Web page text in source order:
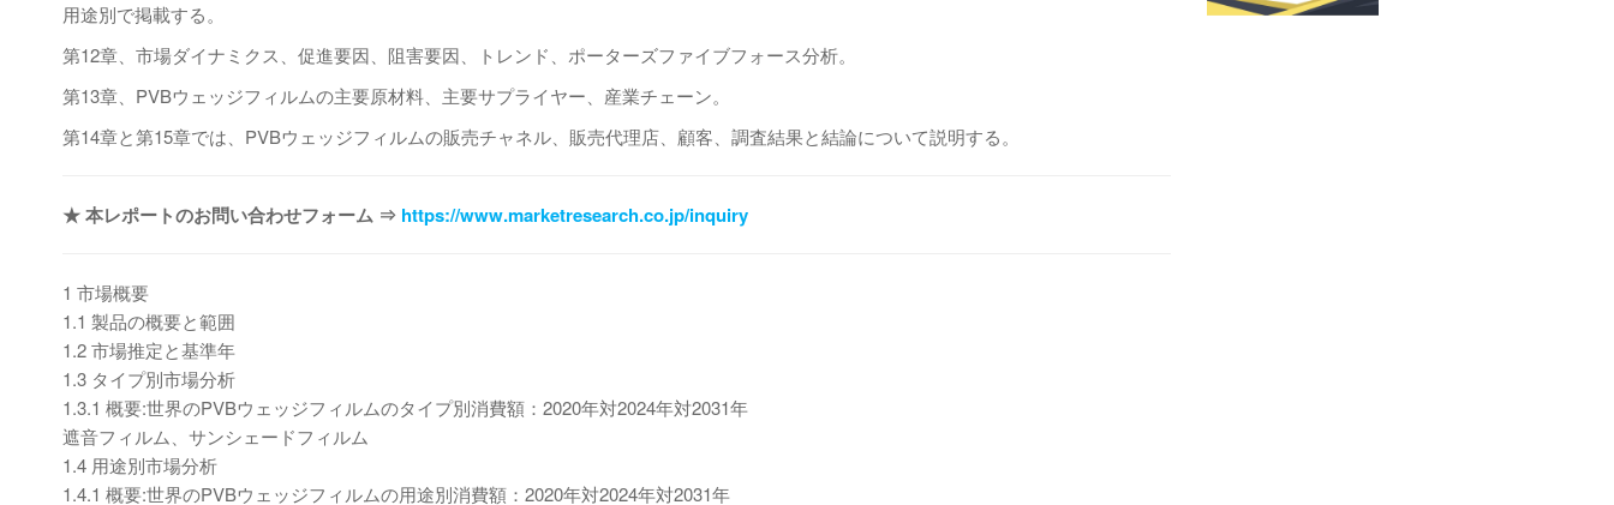
用途別で掲載する。
第12章、市場ダイナミクス、促進要因、阻害要因、トレンド、ポーターズファイブフォース分析。
第13章、PVBウェッジフィルムの主要原材料、主要サプライヤー、産業チェーン。
第14章と第15章では、PVBウェッジフィルムの販売チャネル、販売代理店、顧客、調査結果と結論について説明する。
★ 本レポートのお問い合わせフォーム ⇒ https://www.marketresearch.co.jp/inquiry
1 市場概要
1.1 製品の概要と範囲
1.2 市場推定と基準年
1.3 タイプ別市場分析
1.3.1 概要:世界のPVBウェッジフィルムのタイプ別消費額：2020年対2024年対2031年
遮音フィルム、サンシェードフィルム
1.4 用途別市場分析
1.4.1 概要:世界のPVBウェッジフィルムの用途別消費額：2020年対2024年対2031年